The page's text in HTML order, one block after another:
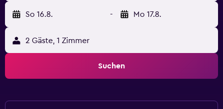
So 16.8. - Mo 17.8.
2 Gäste, 1 Zimmer
Suchen